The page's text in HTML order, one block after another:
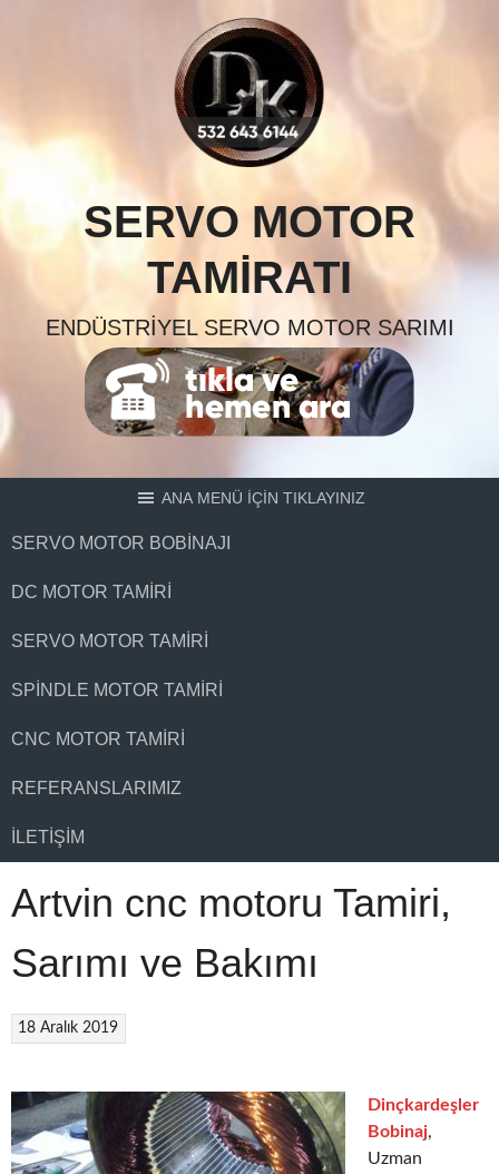
SERVO MOTOR
TAMIRATI
ENDÜSTRIYEL SERVO MOTOR SARIMI
ANA MENÜ İÇİN TIKLAYINIZ
SERVO MOTOR BOBINAJI
DC MOTOR TAMIRI
SERVO MOTOR TAMIRI
SPINDLE MOTOR TAMIRI
CNC MOTOR TAMIRI
REFERANSLARIMIZ
İLETIŞIM
Artvin cnc motoru Tamiri,
Sarımı ve Bakımı
18 Aralık 2019
Dinçkardeşler
Bobinaj,
Uzman